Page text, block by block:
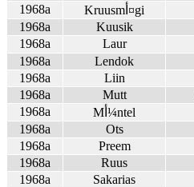
1968a
Kruusmأ¤gi
1968a
Kuusik
1968a
Laur
1968a
Lendok
1968a
Liin
1968a
Mutt
1968a
Mأ¼ntel
1968a
Ots
1968a
Preem
1968a
Ruus
1968a
Sakarias